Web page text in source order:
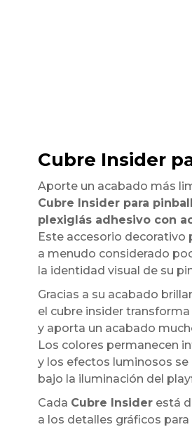
Cubre Insider
Aporte un acabado más
Cubre Insider para pinball
plexiglás adhesivo con
Este accesorio
a menudo considerado
la identidad visual de su
Gracias a su acabado
el cubre insider
y aporta un acabado
Los colores permanecen
y los efectos luminosos
bajo la iluminación del
Cada Cubre Insiderestá
a los detalles gráficos